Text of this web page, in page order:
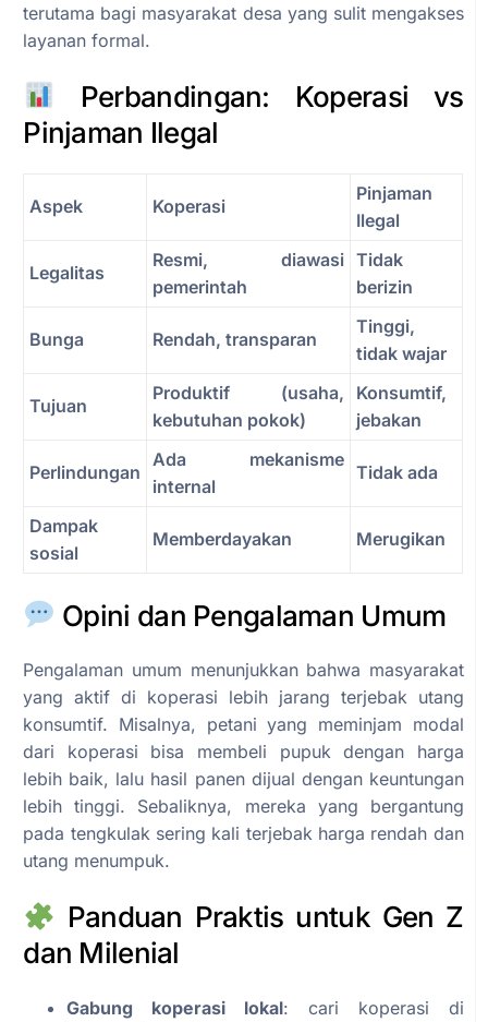
terutama bagi masyarakat desa yang sulit mengakses
layanan formal.
Perbandingan: Koperasi vs
Pinjaman Ilegal
Aspek Koperasi
Pinjaman
Ilegal
Legalitas
Resmi, diawasi
pemerintah
Tidak
berizin
Bunga Rendah, transparan
Tinggi,
tidak wajar
Tujuan
Produktif (usaha,
kebutuhan pokok)
Konsumtif,
jebakan
Perlindungan
Ada mekanisme
internal
Tidak ada
Dampak
sosial
Memberdayakan Merugikan
Opini dan Pengalaman Umum
Pengalaman umum menunjukkan bahwa masyarakat
yang aktif di koperasi lebih jarang terjebak utang
konsumtif. Misalnya, petani yang meminjam modal
dari koperasi bisa membeli pupuk dengan harga
lebih baik, lalu hasil panen dijual dengan keuntungan
lebih tinggi. Sebaliknya, mereka yang bergantung
pada tengkulak sering kali terjebak harga rendah dan
utang menumpuk.
Panduan Praktis untuk Gen Z
dan Milenial
Gabung koperasi lokal: cari koperasi di